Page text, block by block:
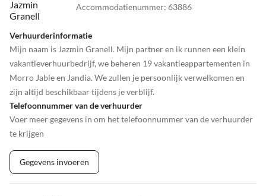
Accommodatienummer: 63886
Verhuurderinformatie
Mijn naam is Jazmin Granell. Mijn partner en ik runnen een klein
vakantieverhuurbedrijf, we beheren 19 vakantieappartementen in
Morro Jable en Jandia. We zullen je persoonlijk verwelkomen en
zijn altijd beschikbaar tijdens je verblijf.
Telefoonnummer van de verhuurder
Voer meer gegevens in om het telefoonnummer van de verhuurder
te krijgen
Gegevens invoeren